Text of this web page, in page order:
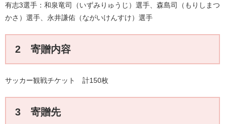
有志3選手：和泉竜司（いずみりゅうじ）選手、森島司（もりしまつ
かさ）選手、永井謙佑（ながいけんすけ）選手
2 寄贈内容
サッカー観戦チケット 計150枚
3 寄贈先